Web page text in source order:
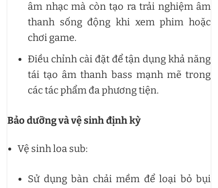
âm nhạc mà còn tạo ra trải nghiệm âm
thanh sống động khi xem phim hoặc
chơi game.
Điều chỉnh cài đặt để tận dụng khả năng
tái tạo âm thanh bass mạnh mẽ trong
các tác phẩm đa phương tiện.
Bảo dưỡng và vệ sinh định kỳ
Vệ sinh loa sub:
Sử dụng bàn chải mềm để loại bỏ bụi